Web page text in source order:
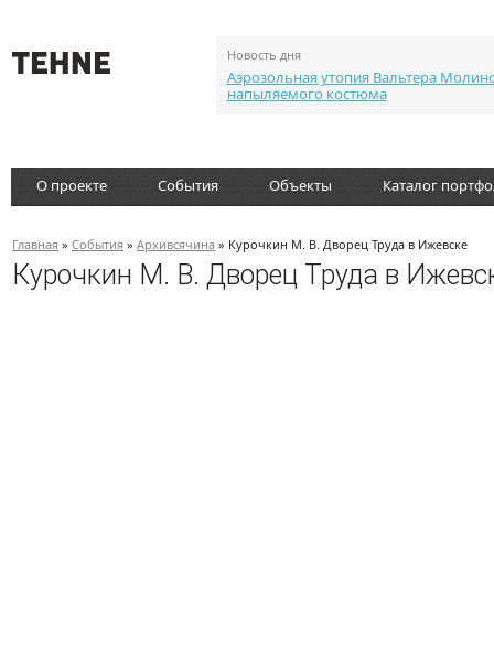
Новость дня
Аэрозольная утопия Вальтера
напыляемого костюма
О проекте События Объекты Каталог
Главная » События » Архивсячина » Курочкин М. В. Дворец Труда в Ижевске
Курочкин М. В. Дворец Труда в